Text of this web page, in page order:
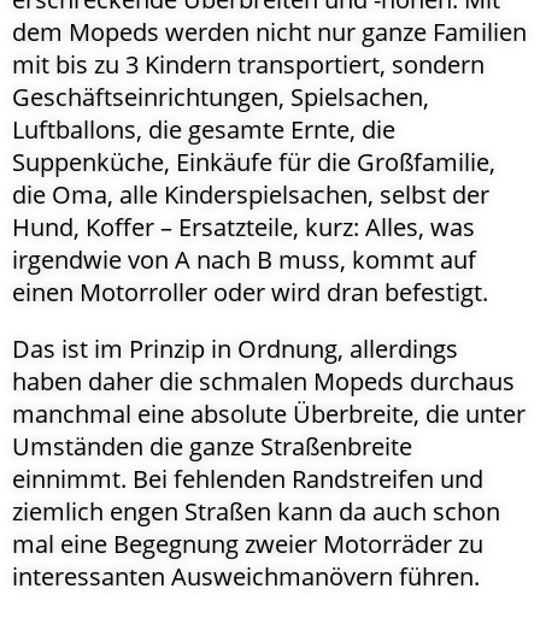
dem Mopeds werden nicht nur ganze Familien
mit bis zu 3 Kindern transportiert, sondern
Geschäftseinrichtungen, Spielsachen,
Luftballons, die gesamte Ernte, die
Suppenküche, Einkäufe für die Großfamilie,
die Oma, alle Kinderspielsachen, selbst der
Hund, Koffer – Ersatzteile, kurz: Alles, was
irgendwie von A nach B muss, kommt auf
einen Motorroller oder wird dran befestigt.
Das ist im Prinzip in Ordnung, allerdings
haben daher die schmalen Mopeds durchaus
manchmal eine absolute Überbreite, die unter
Umständen die ganze Straßenbreite
einnimmt. Bei fehlenden Randstreifen und
ziemlich engen Straßen kann da auch schon
mal eine Begegnung zweier Motorräder zu
interessanten Ausweichmanövern führen.